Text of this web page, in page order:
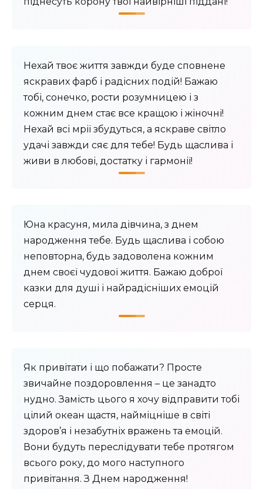
Нехай твоє життя завжди буде сповнене
яскравих фарб і радісних подій! Бажаю
тобі, сонечко, рости розумницею і з
кожним днем ​​стає все кращою і жіночні!
Нехай всі мрії збудуться, а яскраве світло
удачі завжди сяє для тебе! Будь щаслива і
живи в любові, достатку і гармонії!
Юна красуня, мила дівчина, з днем ​​
народження тебе. Будь щаслива і собою
неповторна, будь задоволена кожним
днем ​​своєї чудової життя. Бажаю доброї
казки для душі і найрадісніших емоцій
серця.
Як привітати і що побажати? Просте
звичайне поздоровлення – це занадто
нудно. Замість цього я хочу відправити тобі
цілий океан щастя, найміцніше в світі
здоров’я і незабутніх вражень та емоцій.
Вони будуть переслідувати тебе протягом
всього року, до мого наступного
привітання. З Днем народження!